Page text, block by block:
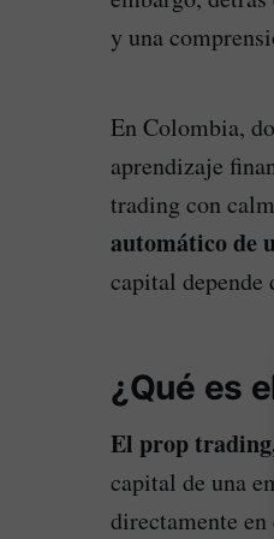
y una
En Colombia,
aprendizaje
trading con
automático de
capital depende
¿Qué es
El prop
capital de una
directamente